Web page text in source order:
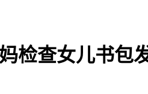
检查女儿书包